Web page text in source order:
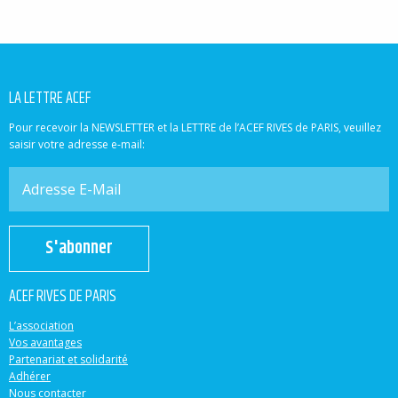
LA LETTRE ACEF
Pour recevoir la NEWSLETTER et la LETTRE de l’ACEF RIVES de PARIS, veuillez
saisir votre adresse e-mail:
S'abonner
ACEF RIVES DE PARIS
L’association
Vos avantages
Partenariat et solidarité
Adhérer
Nous contacter